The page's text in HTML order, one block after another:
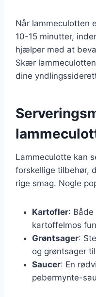
Når lammeculotten
10-15 minutter,
hjælper med at
Skær
dine
Lammeculotte kan
forskellige tilbehør,
rige smag. Nogle
Kartofler:
kartoffelmos
Grøntsager:
og grøntsager
Saucer: En
pebermynte-